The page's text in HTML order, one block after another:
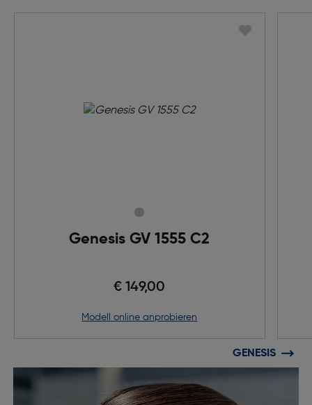
Genesis GV 1555 C2
€ 149,00
Modell online anprobieren
GENESIS